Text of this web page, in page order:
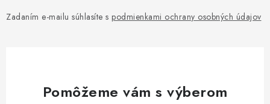
Zadaním e-mailu súhlasíte s podmienkami ochrany osobných údajov
Pomôžeme vám s výberom